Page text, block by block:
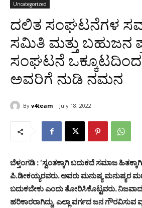
Uncategorized
ದಲಿತ ಸಂಘಟನೆಗಳ
ಸಮಿತಿ ಮತ್ತು ಬಹುಜನ
ಸಂಘಟನೆ
ಅವರಿಗೆ ನುಡಿ ನಮನ
By v4team July 18, 2022
ಬೆಳ್ತಂಗಡಿ : ‘ಸ್ವಂತಕ್ಕಾಗಿ ಬದುಕದೆ ಸಮಾಜ
ಪಿ.ಡೀಕಯ್ಯರವರು. ಅವರು ಮನುಷ್ಯ ಮನುಷ್ಯರ
ಬದುಕಬೇಕು ಎಂದು ತೋರಿಸಿಕೊಟ್ಟವರು.
ಹರಿಕಾರರಾಗಿದ್ದು, ಎಲ್ಲಾ ವರ್ಗದ ಜನ ಗೌರವಿಸುವ